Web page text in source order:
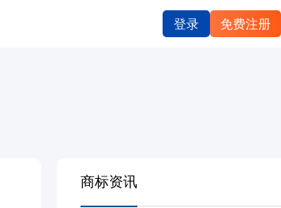
登录 免费注册
商标资讯